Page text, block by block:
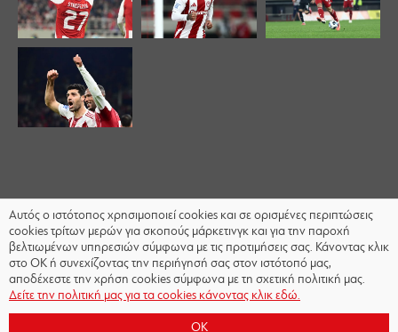
Αυτός ο ιστότοπος χρησιμοποιεί cookies και σε ορισμένες περιπτώσεις
cookies τρίτων μερών για σκοπούς μάρκετινγκ και για την παροχή
βελτιωμένων υπηρεσιών σύμφωνα με τις προτιμήσεις σας. Κάνοντας κλικ
στο OK ή συνεχίζοντας την περιήγησή σας στον ιστότοπό μας,
αποδέχεστε την χρήση cookies σύμφωνα με τη σχετική πολιτική μας.
Δείτε την πολιτική μας για τα cookies κάνοντας κλικ εδώ.
OK